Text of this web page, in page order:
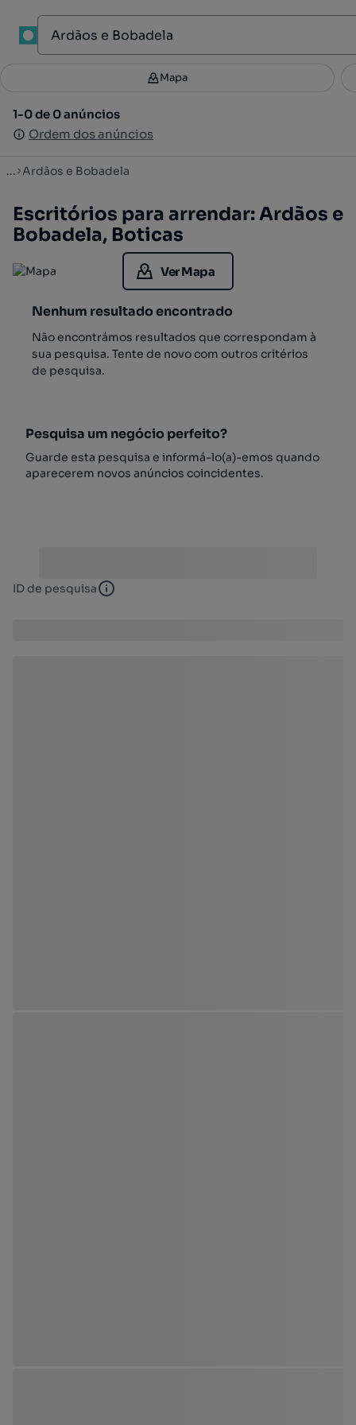
Filtros 4
1-0 de 0 anúncios
Ordem dos anúncios
Mapa
1-0 de 0 anúncios
Ordem dos anúncios
... Ardãos e Bobadela
Escritórios para arrendar: Ardãos e
Bobadela, Boticas
Ver Mapa
Nenhum resultado encontrado
Não encontrámos resultados que correspondam à
sua pesquisa. Tente de novo com outros critérios
de pesquisa.
Pesquisa um negócio perfeito?
Guarde esta pesquisa e informá-lo(a)-emos quando
aparecerem novos anúncios coincidentes.
ID de pesquisa ID de pesquisa